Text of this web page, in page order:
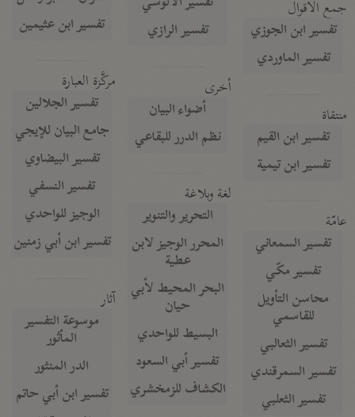
جمع الأقوال
تفسير ابن الجوزي
تفسير الماوردي
منتقاة
تفسير ابن القيم
تفسير ابن تيمية
عامّة
تفسير السمعاني
تفسير مكّي
محاسن التأويل
للقاسمي
تفسير الثعالبي
تفسير السمرقندي
تفسير الثعلبي
تفسير الرازي
أخرى
أضواء البيان
نظم الدرر للبقاعي
لغة وبلاغة
التحرير والتنوير
المحرر الوجيز لابن
عطية
البحر المحيط لأبي
حيان
البسيط للواحدي
تفسير أبي السعود
الكشاف للزمخشري
تفسير ابن عثيمين
مركَّزة العبارة
تفسير الجلالين
جامع البيان للإيجي
تفسير البيضاوي
تفسير النسفي
الوجيز للواحدي
تفسير ابن أبي زمنين
آثار
موسوعة التفسير
المأثور
الدر المنثور
تفسير ابن أبي حاتم